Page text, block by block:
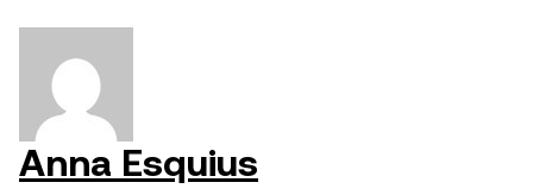
Anna Esquius